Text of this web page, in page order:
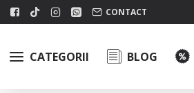
CONTACT
CATEGORII BLOG